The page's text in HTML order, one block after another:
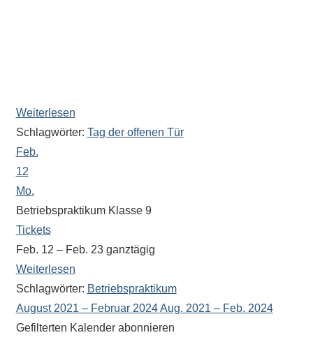
Weiterlesen
Schlagwörter: Tag der offenen Tür
Feb.
12
Mo.
Betriebspraktikum Klasse 9
Tickets
Feb. 12 – Feb. 23 ganztägig
Weiterlesen
Schlagwörter: Betriebspraktikum
August 2021 – Februar 2024 Aug. 2021 – Feb. 2024
Gefilterten Kalender abonnieren